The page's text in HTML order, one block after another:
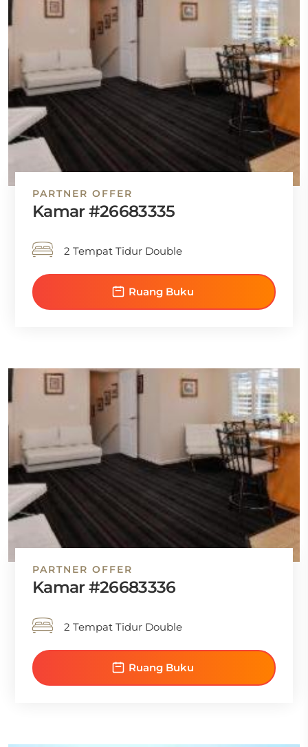
PARTNER OFFER
Kamar #26683335
2 Tempat Tidur Double
Ruang Buku
PARTNER OFFER
Kamar #26683336
2 Tempat Tidur Double
Ruang Buku